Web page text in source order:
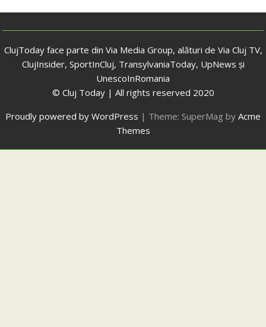
ClujToday face parte din Via Media Group, alături de Via Cluj TV,
ClujInsider, SportInCluj, TransylvaniaToday, UpNews și
UnescoInRomania
© Cluj Today | All rights reserved 2020
Proudly powered by WordPress | Theme: SuperMag by Acme
Themes